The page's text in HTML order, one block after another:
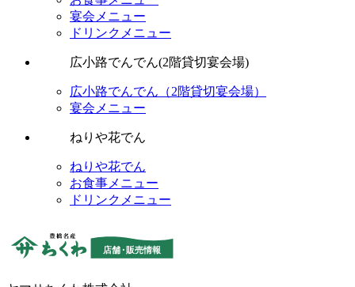
宴会メニュー
ドリンクメニュー
広小路でんでん(2階貸切宴会場)
広小路でんでん（2階貸切宴会場）
宴会メニュー
ねりや花でん
ねりや花でん
お食事メニュー
ドリンクメニュー